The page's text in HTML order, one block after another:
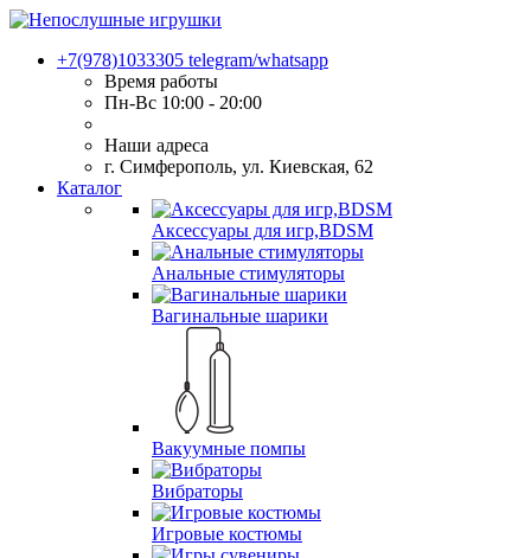
+7(978)1033305 telegram/whatsapp
Время работы
Пн-Вс 10:00 - 20:00
Наши адреса
г. Симферополь, ул. Киевская, 62
Каталог
Аксессуары для игр,BDSM
Анальные стимуляторы
Вагинальные шарики
Вакуумные помпы
Вибраторы
Игровые костюмы